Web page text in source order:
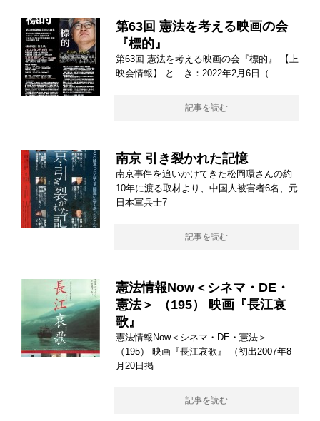
第63回 憲法を考える映画の会
『標的』
第63回 憲法を考える映画の会『標的』 【上
映会情報】 と き：2022年2月6日（
記事を読む
南京 引き裂かれた記憶
南京事件を追いかけてきた松岡環さんの約
10年に渡る取材より、中国人被害者6名、元
日本軍兵士7
記事を読む
憲法情報Now＜シネマ・DE・
憲法＞ （195） 映画『長江哀
歌』
憲法情報Now＜シネマ・DE・憲法＞
（195） 映画『長江哀歌』 （初出2007年8
月20日掲
記事を読む